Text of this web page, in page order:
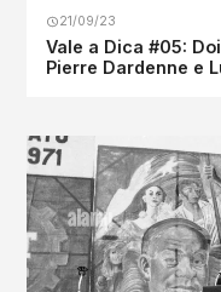
21/09/23
Vale a Dica #05:
Pierre Dardenne e